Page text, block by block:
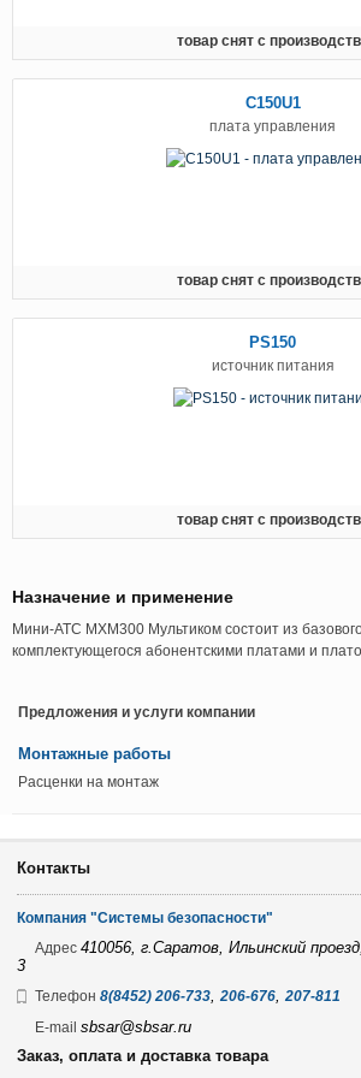
товар снят с
C150U1
плата управления
товар снят с
PS150
источник питания
товар снят с
Назначение и применение
Мини-АТС МХМ300 Мультиком состоит из
комплектующегося абонентскими платами и
Предложения и услуги компании
Монтажные работы
Расценки на монтаж
Контакты
Компания "Системы безопасности"
Адрес 410056, г.Саратов, Ильинский
3
Телефон 8(8452) 206-733,206-676,207-811
E-mail sbsar@sbsar.ru
Заказ, оплата и доставка товара